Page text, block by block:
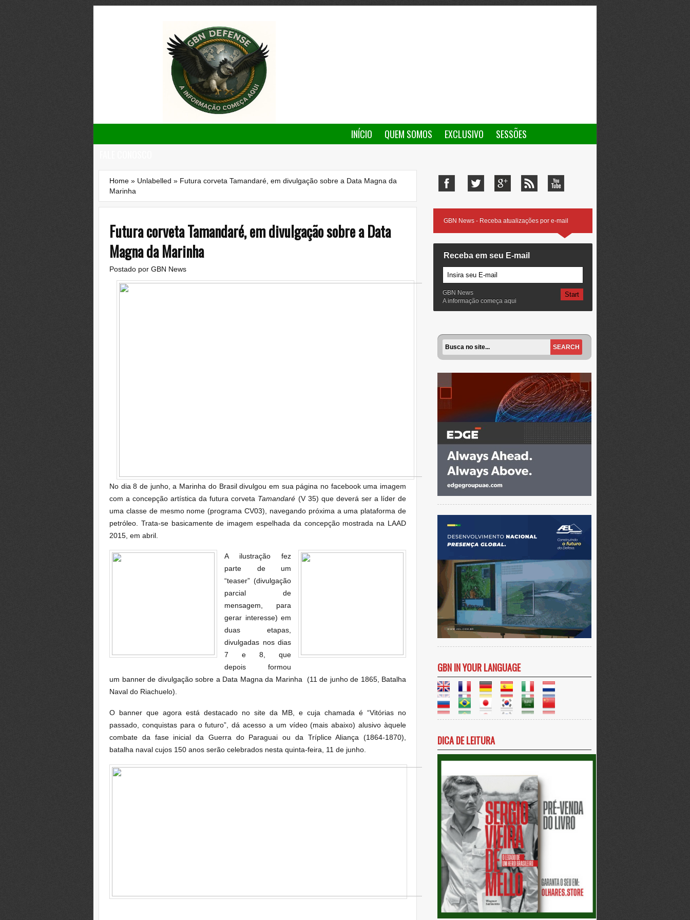
INÍCIO QUEM SOMOS EXCLUSIVO
SESSÕES
Home » Unlabelled » Futura corveta Tamandaré, em divulgação sobre a Data Magna da
Marinha
Futura corveta Tamandaré, em divulgação sobre a Data
Magna da Marinha
Postado por GBN News
No dia 8 de junho, a Marinha do Brasil divulgou em sua página no facebook uma imagem
com a concepção artística da futura corveta Tamandaré (V 35) que deverá ser a líder de
uma classe de mesmo nome (programa CV03), navegando próxima a uma plataforma de
petróleo. Trata-se basicamente de imagem espelhada da concepção mostrada na LAAD
2015, em abril.
A ilustração fez
parte de um
“teaser” (divulgação
parcial de
mensagem, para
gerar interesse) em
duas etapas,
divulgadas nos dias
7 e 8, que
depois formou
um banner de divulgação sobre a Data Magna da Marinha (11 de junho de 1865, Batalha
Naval do Riachuelo).
O banner que agora está destacado no site da MB, e cuja chamada é “Vitórias no
passado, conquistas para o futuro”, dá acesso a um vídeo (mais abaixo) alusivo àquele
combate da fase inicial da Guerra do Paraguai ou da Tríplice Aliança (1864-1870),
batalha naval cujos 150 anos serão celebrados nesta quinta-feira, 11 de junho.
GBN News - Receba atualizações por e-mail
Receba em seu E-mail
GBN News
A informação começa aqui
GBN IN YOUR LANGUAGE
DICA DE LEITURA